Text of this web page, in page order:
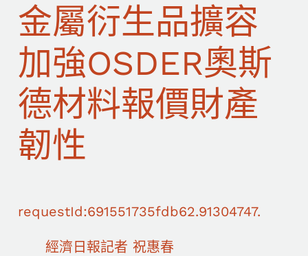
金屬衍生品擴容
加強OSDER奧斯
德材料報價財產
韌性
requestId:691551735fdb62.91304747.
經濟日報記者 祝惠春